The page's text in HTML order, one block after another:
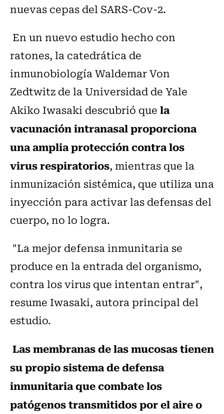
nuevas cepas del SARS-Cov-2.
En un nuevo estudio hecho con
ratones, la catedrática de
inmunobiología Waldemar Von
Zedtwitz de la Universidad de Yale
Akiko Iwasaki descubrió quela
vacunación intranasal proporciona
una amplia protección contra los
virus respiratorios, mientras que la
inmunización sistémica, que utiliza una
inyección para activar las defensas del
cuerpo, no lo logra.
"La mejor defensa inmunitaria se
produce en la entrada del organismo,
contra los virus que intentan entrar",
resume Iwasaki, autora principal del
estudio.
Las membranas de las mucosas tienen
su propio sistema de defensa
inmunitaria que combate los
patógenos transmitidos por el aire o